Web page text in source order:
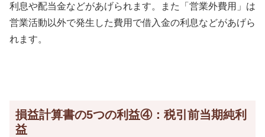
利息や配当金などがあげられます。また「営業外費用」は
営業活動以外で発生した費用で借入金の利息などがあげら
れます。
損益計算書の5つの利益④：税引前当期純利
益